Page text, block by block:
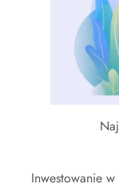
Inwestowanie